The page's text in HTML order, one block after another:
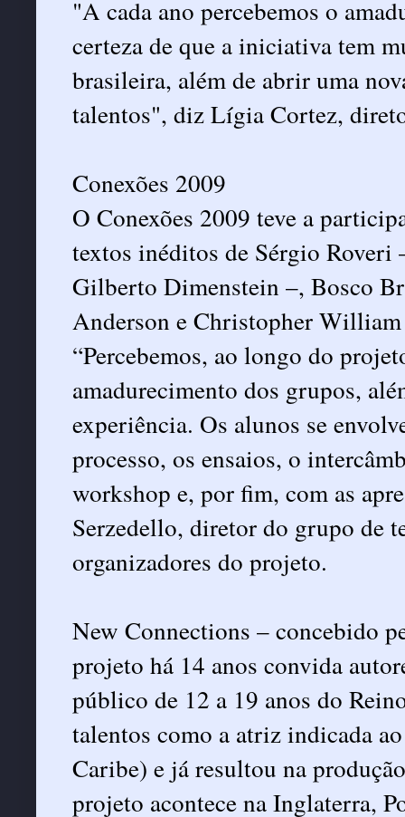
"A cada ano percebemos o
certeza de que a iniciativa tem
brasileira, além de abrir uma
talentos", diz Lígia Cortez,
Conexões 2009
O Conexões 2009 teve a
textos inéditos de Sérgio Roveri
Gilberto Dimenstein –, Bosco
Anderson e Christopher
“Percebemos, ao longo do
amadurecimento dos grupos,
experiência. Os alunos se
processo, os ensaios, o
workshop e, por fim, com as
Serzedello, diretor do grupo de
organizadores do projeto.
New Connections – concebido
projeto há 14 anos convida
público de 12 a 19 anos do
talentos como a atriz indicada
Caribe) e já resultou na
projeto acontece na Inglaterra,